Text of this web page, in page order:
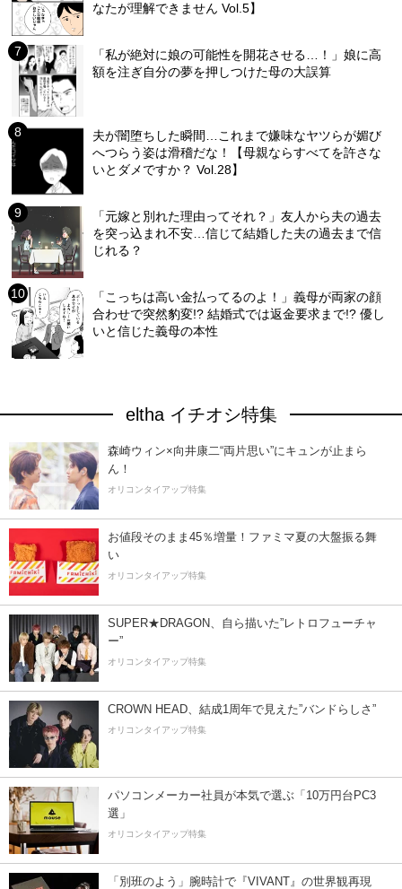
なたが理解できません Vol.5】
「私が絶対に娘の可能性を開花させる…！」娘に高
額を注ぎ自分の夢を押しつけた母の大誤算
夫が闇堕ちした瞬間…これまで嫌味なヤツらが媚び
へつらう姿は滑稽だな！【母親ならすべてを許さな
いとダメですか？ Vol.28】
「元嫁と別れた理由ってそれ？」友人から夫の過去
を突っ込まれ不安…信じて結婚した夫の過去まで信
じれる？
「こっちは高い金払ってるのよ！」義母が両家の顔
合わせで突然豹変!? 結婚式では返金要求まで!? 優し
いと信じた義母の本性
eltha イチオシ特集
森崎ウィン×向井康二“両片思い”にキュンが止まら
ん！
オリコンタイアップ特集
お値段そのまま45％増量！ファミマ夏の大盤振る舞
い
オリコンタイアップ特集
SUPER★DRAGON、自ら描いた”レトロフューチャ
ー”
オリコンタイアップ特集
CROWN HEAD、結成1周年で見えた”バンドらしさ”
オリコンタイアップ特集
パソコンメーカー社員が本気で選ぶ「10万円台PC3
選」
オリコンタイアップ特集
「別班のよう」腕時計で『VIVANT』の世界観再現